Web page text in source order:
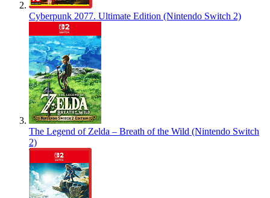
Cyberpunk 2077. Ultimate Edition (Nintendo Switch 2)
The Legend of Zelda – Breath of the Wild (Nintendo Switch
2)